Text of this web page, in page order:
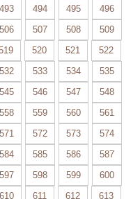
493 494 495
496
506 507 508
509
520 521
522
532 533 534
535
545 546 547
548
558 559 560
561
571 572 573
574
584 585 586
587
597 598 599
600
610 611 612
613